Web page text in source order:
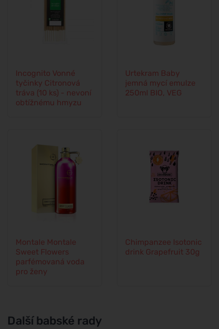
Incognito Vonné
tyčinky Citronová
tráva (10 ks) - nevoní
obtížnému hmyzu
Urtekram Baby
jemná mycí emulze
250ml BIO, VEG
Montale Montale
Sweet Flowers
parfémovaná voda
pro ženy
Chimpanzee Isotonic
drink Grapefruit 30g
Další babské rady